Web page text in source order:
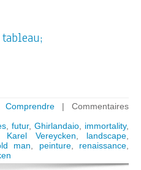
Comprendre |Commentaires
, futur, Ghirlandaio, immortality,
Karel Vereycken landscape
man peinture, renaissance